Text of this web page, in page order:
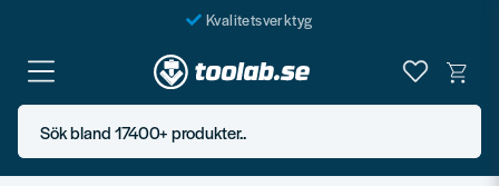
Kvalitetsverktyg
Fraktfritt över 999 SEK*
En järnhandel för alla
Butik i Göteborg
Sök bland 17400+ produkter..